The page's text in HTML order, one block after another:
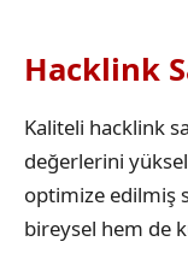
Hacklink
Kaliteli hacklink
değerlerini
optimize edilmiş
bireysel hem de